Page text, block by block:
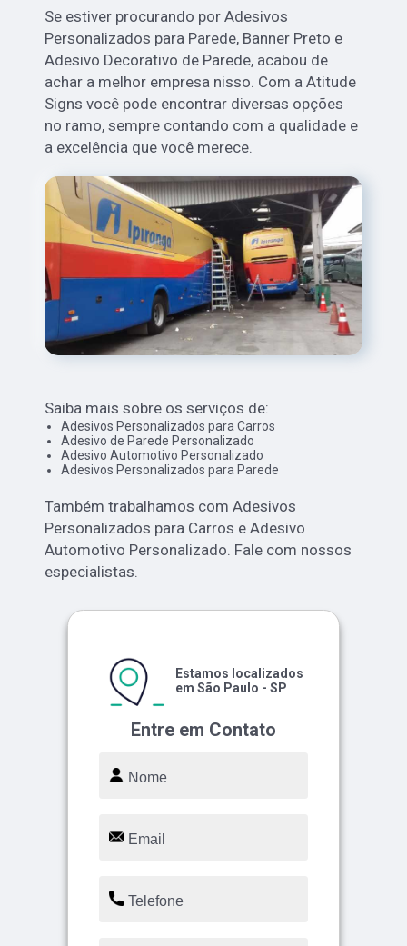
Se estiver procurando por Adesivos
Personalizados para Parede, Banner Preto e
Adesivo Decorativo de Parede, acabou de
achar a melhor empresa nisso. Com a Atitude
Signs você pode encontrar diversas opções
no ramo, sempre contando com a qualidade e
a excelência que você merece.
Saiba mais sobre os serviços de:
Adesivos Personalizados para Carros
Adesivo de Parede Personalizado
Adesivo Automotivo Personalizado
Adesivos Personalizados para Parede
Também trabalhamos com Adesivos
Personalizados para Carros e Adesivo
Automotivo Personalizado. Fale com nossos
especialistas.
Entre em Contato
Estamos localizados
em São Paulo - SP